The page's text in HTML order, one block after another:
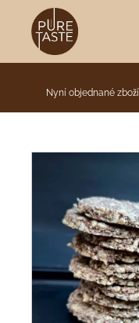
Nyní objednané zboží